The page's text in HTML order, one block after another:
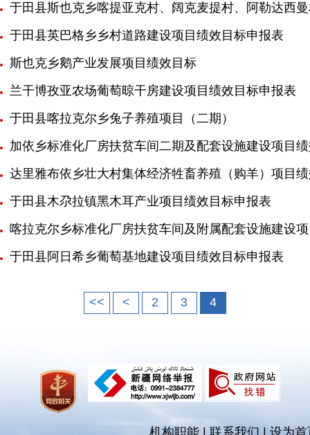
于田县斯也克乡喀提亚克村、阔克麦提村、阿勒达西
于田县英巴格乡乡村道路建设项目绩效目标申报表
斯也克乡鹅产业发展项目绩效目标
兰干博孜亚农场葡萄晾干房建设项目绩效目标申报表
于田县喀拉克尔乡兔子养殖项目（二期）
加依乡标准化厂房扶贫车间二期及配套设施建设项目
达里雅布依乡壮大村集体经济牲畜养殖（购羊）项目
于田县木尕拉镇黑木耳产业项目绩效目标申报表
喀拉克尔乡标准化厂房扶贫车间及附属配套设施建设
于田县阿日希乡葡萄基地建设项目绩效目标申报表
<< < 2 3 4
机构职能 联系我们 |设为首